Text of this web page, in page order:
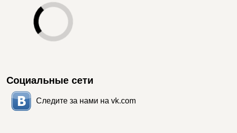
Социальные сети
Следите за нами на vk.com